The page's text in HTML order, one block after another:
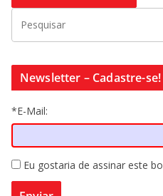
Newsletter – Cadastre-se!
*E-Mail:
Eu gostaria de assinar este